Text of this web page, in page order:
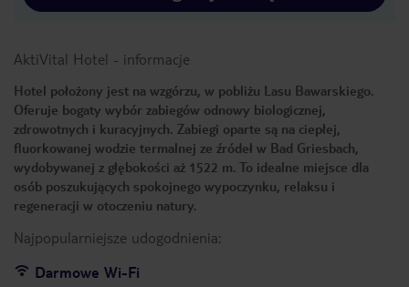
AktiVital Hotel - informacje
Hotel położony jest na wzgórzu, w pobliżu Lasu Bawarskiego.
Oferuje bogaty wybór zabiegów odnowy biologicznej,
zdrowotnych i kuracyjnych. Zabiegi oparte są na ciepłej,
fluorkowanej wodzie termalnej ze źródeł w Bad Griesbach,
wydobywanej z głębokości aż 1522 m. To idealne miejsce dla
osób poszukujących spokojnego wypoczynku, relaksu i
regeneracji w otoczeniu natury.
Najpopularniejsze udogodnienia:
Darmowe Wi-Fi